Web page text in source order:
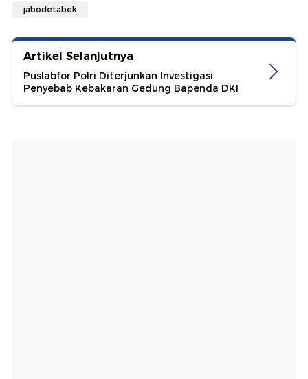
jabodetabek
Artikel Selanjutnya
Puslabfor Polri Diterjunkan Investigasi
Penyebab Kebakaran Gedung Bapenda DKI